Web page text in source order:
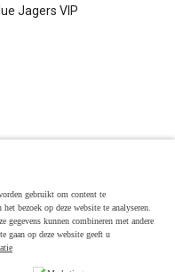
Jagers VIP
gebruikt om content te
bezoek op deze website te analyseren.
gegevens kunnen combineren met andere
gaan op deze website geeft u